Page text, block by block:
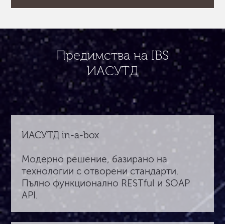
Предимства на IBS
ИАСУТД
ИАСУТД in-a-box
Модерно решение, базирано на
технологии с отворени стандарти.
Пълно функционално RESTful и SOAP
API.